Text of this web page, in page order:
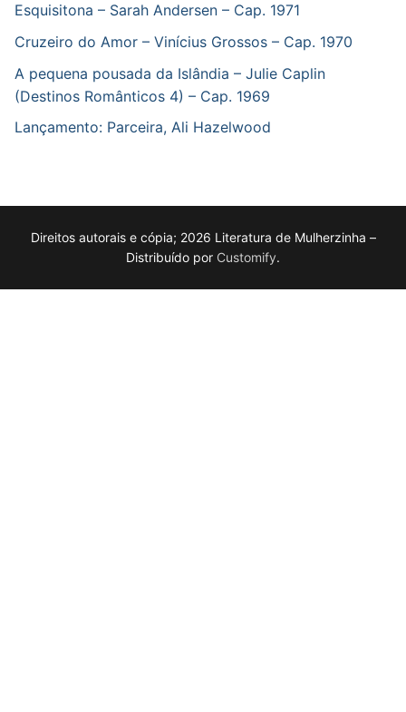
Esquisitona – Sarah Andersen – Cap. 1971
Cruzeiro do Amor – Vinícius Grossos – Cap. 1970
A pequena pousada da Islândia – Julie Caplin
(Destinos Românticos 4) – Cap. 1969
Lançamento: Parceira, Ali Hazelwood
Direitos autorais e cópia; 2026 Literatura de Mulherzinha –
Distribuído por Customify.